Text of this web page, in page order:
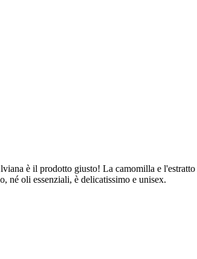
è il prodotto giusto! La camomilla e
né oli essenziali, è delicatissimo e unisex.